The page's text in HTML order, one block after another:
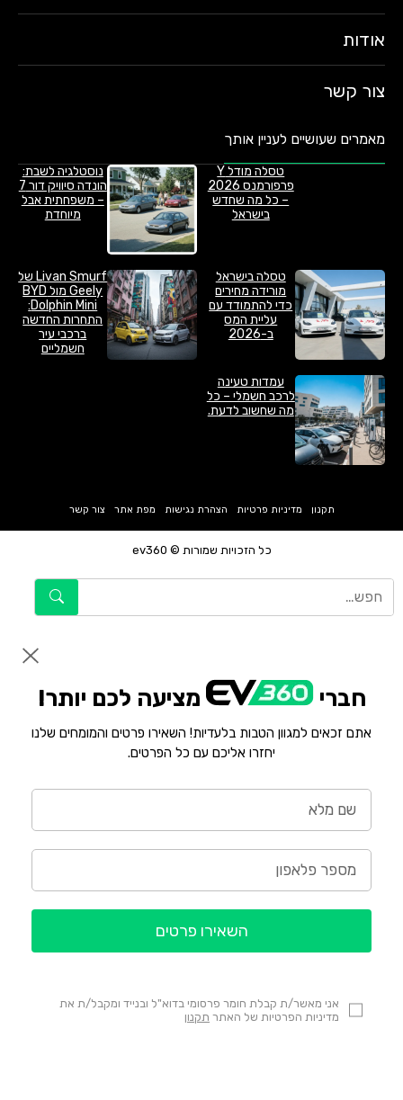
אודות
צור קשר
מאמרים שעושיים לעניין אותך
טסלה מודל Y
פרפורמנס 2026
– כל מה שחדש
בישראל
נוסטלגיה לשבת:
הונדה סיוויק דור 7
– משפחתית אבל
מיוחדת
טסלה בישראל
מורידה מחירים
כדי להתמודד עם
עליית המס
ב-2026
Livan Smurf של
Geely מול BYD
Dolphin Mini:
התחרות החדשה
ברכבי עיר
חשמליים
עמדות טעינה
לרכב חשמלי – כל
מה שחשוב לדעת.
כל הזכויות שמורות © ev360
תקנון מדיניות פרטיות הצהרת נגישות מפת אתר צור קשר
חברי מציעה לכם יותר!
אתם זכאים למגוון הטבות בלעדיות! השאירו פרטים והמומחים שלנו
יחזרו אליכם עם כל הפרטים.
אני מאשר/ת קבלת חומר פרסומי בדוא"ל ובנייד ומקבל/ת את
מדיניות הפרטיות של האתר תקנון
השאירו פרטים